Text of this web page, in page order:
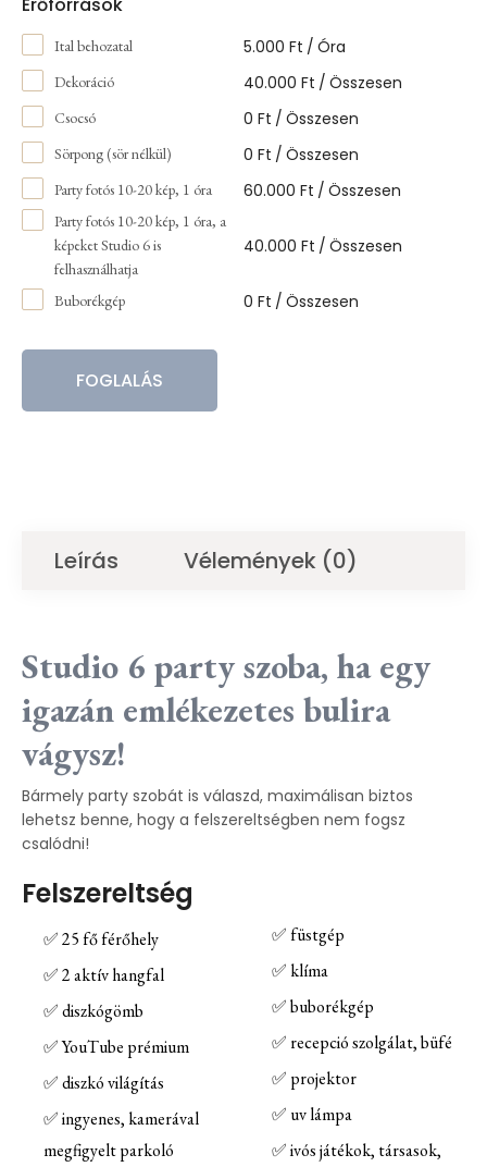
Ital behozatal 5.000 Ft / Óra
Dekoráció 40.000 Ft / Összesen
Csocsó 0 Ft / Összesen
Sörpong (sör nélkül) 0 Ft / Összesen
Party fotós 10-20 kép, 1 óra 60.000 Ft / Összesen
Party fotós 10-20 kép, 1 óra, a
képeket Studio 6 is
felhasználhatja
40.000 Ft / Összesen
Buborékgép 0 Ft / Összesen
FOGLALÁS
Leírás Vélemények (0)
Studio 6 party szoba, ha egy
igazán emlékezetes bulira
vágysz!
Bármely party szobát is válaszd, maximálisan biztos
lehetsz benne, hogy a felszereltségben nem fogsz
csalódni!
Felszereltség
✅ 25 fő férőhely
✅ 2 aktív hangfal
✅ diszkógömb
✅ YouTube prémium
✅ diszkó világítás
✅ ingyenes, kamerával
megfigyelt parkoló
✅ füstgép
✅ klíma
✅ buborékgép
✅ recepció szolgálat, büfé
✅ projektor
✅ uv lámpa
✅ ivós játékok, társasok,